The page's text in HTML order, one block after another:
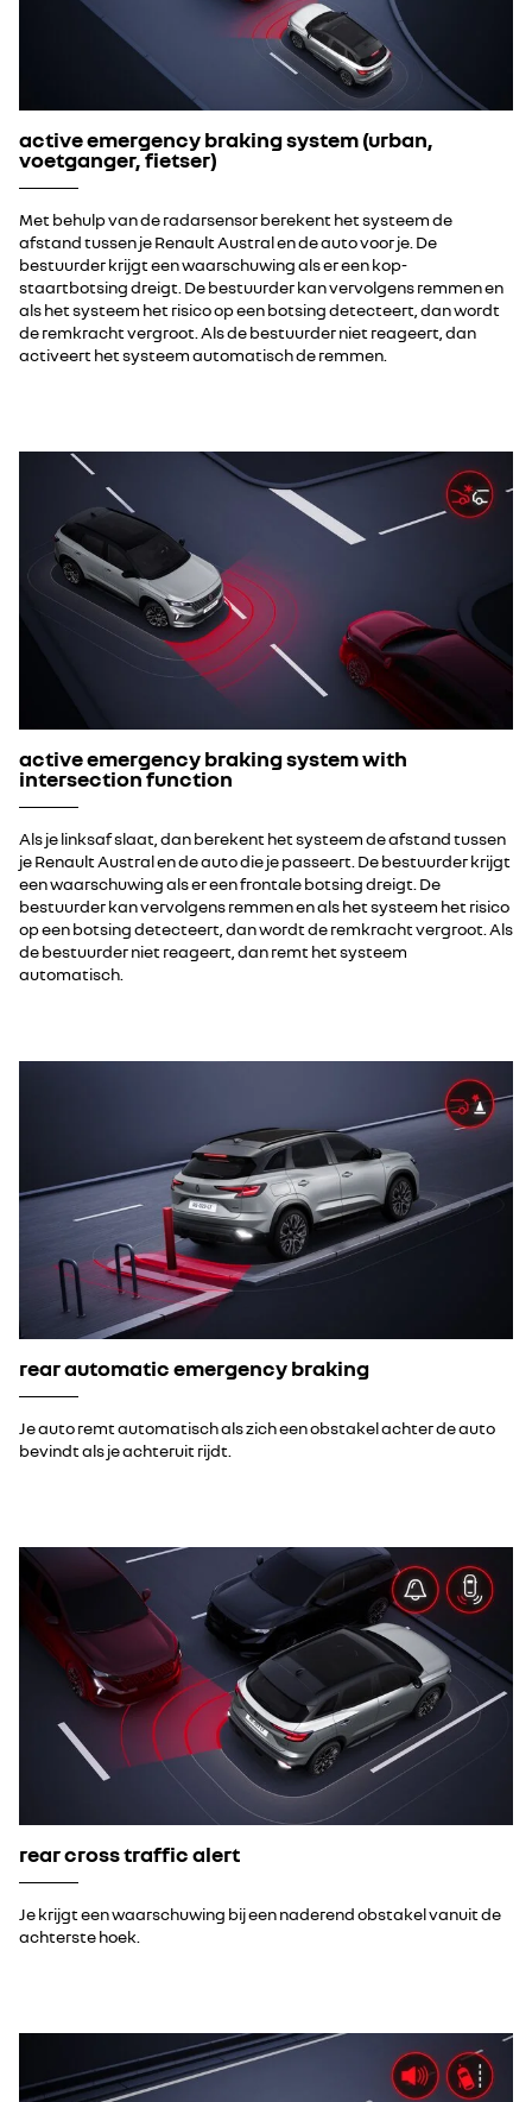
active emergency braking system (urban,
voetganger, fietser)
Met behulp van de radarsensor berekent het systeem de
afstand tussen je Renault Austral en de auto voor je. De
bestuurder krijgt een waarschuwing als er een kop-
staartbotsing dreigt. De bestuurder kan vervolgens remmen en
als het systeem het risico op een botsing detecteert, dan wordt
de remkracht vergroot. Als de bestuurder niet reageert, dan
activeert het systeem automatisch de remmen.
active emergency braking system with
intersection function
Als je linksaf slaat, dan berekent het systeem de afstand tussen
je Renault Austral en de auto die je passeert. De bestuurder krijgt
een waarschuwing als er een frontale botsing dreigt. De
bestuurder kan vervolgens remmen en als het systeem het risico
op een botsing detecteert, dan wordt de remkracht vergroot. Als
de bestuurder niet reageert, dan remt het systeem
automatisch.
rear automatic emergency braking
Je auto remt automatisch als zich een obstakel achter de auto
bevindt als je achteruit rijdt.
rear cross traffic alert
Je krijgt een waarschuwing bij een naderend obstakel vanuit de
achterste hoek.